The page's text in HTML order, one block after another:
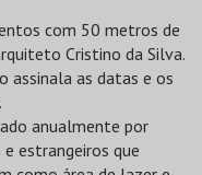
com 50 metros de
Cristino da Silva.
assinala as datas e os
anualmente por
estrangeiros que